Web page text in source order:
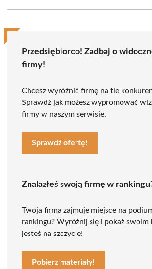
Przedsiębiorco! Zadbaj o
firmy!
Chcesz wyróżnić firmę na tle
Sprawdź jak możesz wypromować
firmy w naszym serwisie.
Sprawdź ofertę!
Znalazłeś swoją firmę w
Twoja firma zajmuje miejsce na
rankingu? Wyróżnij się i pokaż swoim
jesteś na szczycie!
Pobierz materiały!